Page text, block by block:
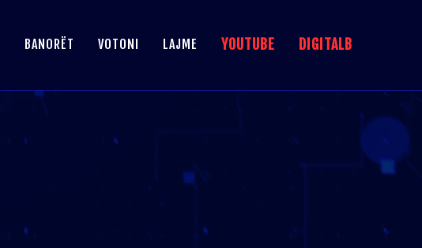
BANORËT VOTONI LAJME YOUTUBE DIGITALB